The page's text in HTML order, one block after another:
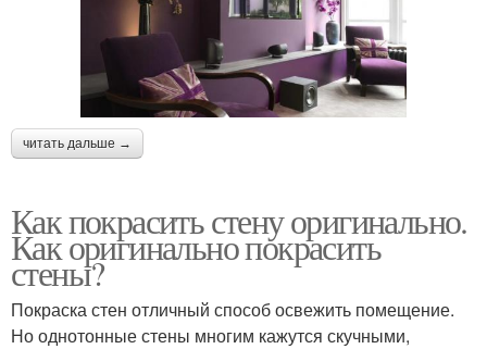
читать дальше →
Как покрасить стену оригинально.
Как оригинально покрасить
стены?
Покраска стен отличный способ освежить помещение.
Но однотонные стены многим кажутся скучными,